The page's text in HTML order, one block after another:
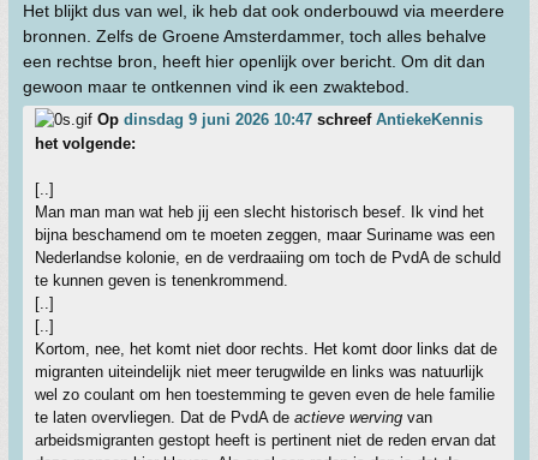
Het blijkt dus van wel, ik heb dat ook onderbouwd via meerdere
bronnen. Zelfs de Groene Amsterdammer, toch alles behalve
een rechtse bron, heeft hier openlijk over bericht. Om dit dan
gewoon maar te ontkennen vind ik een zwaktebod.
Op dinsdag 9 juni 2026 10:47 schreef AntiekeKennis
het volgende:
[..]
Man man man wat heb jij een slecht historisch besef. Ik vind het
bijna beschamend om te moeten zeggen, maar Suriname was een
Nederlandse kolonie, en de verdraaiing om toch de PvdA de schuld
te kunnen geven is tenenkrommend.
[..]
[..]
Kortom, nee, het komt niet door rechts. Het komt door links dat de
migranten uiteindelijk niet meer terugwilde en links was natuurlijk
wel zo coulant om hen toestemming te geven even de hele familie
te laten overvliegen. Dat de PvdA de actieve werving van
arbeidsmigranten gestopt heeft is pertinent niet de reden ervan dat